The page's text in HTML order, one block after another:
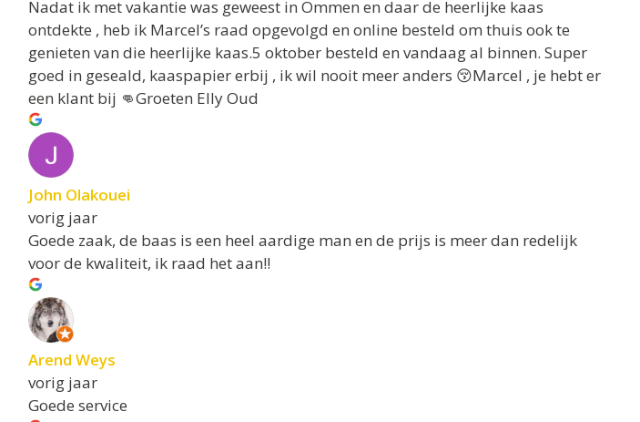
Nadat ik met vakantie was geweest in Ommen en daar de heerlijke kaas
ontdekte , heb ik Marcel’s raad opgevolgd en online besteld om thuis ook te
genieten van die heerlijke kaas.5 oktober besteld en vandaag al binnen. Super
goed in geseald, kaaspapier erbij , ik wil nooit meer anders 😚Marcel , je hebt er
een klant bij 👊Groeten Elly Oud
John Olakouei
vorig jaar
Goede zaak, de baas is een heel aardige man en de prijs is meer dan redelijk
voor de kwaliteit, ik raad het aan!!
Arend Weys
vorig jaar
Goede service